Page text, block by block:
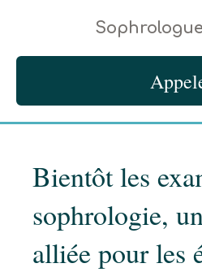
Bientôt les
sophrologie,
alliée pour les